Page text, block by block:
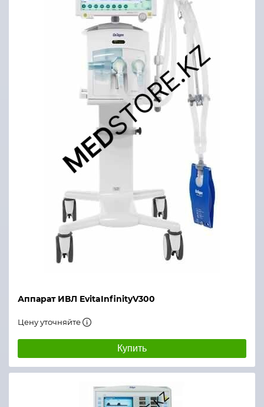
Аппарат ИВЛ EvitaInfinityV300
Цену уточняйте
Купить